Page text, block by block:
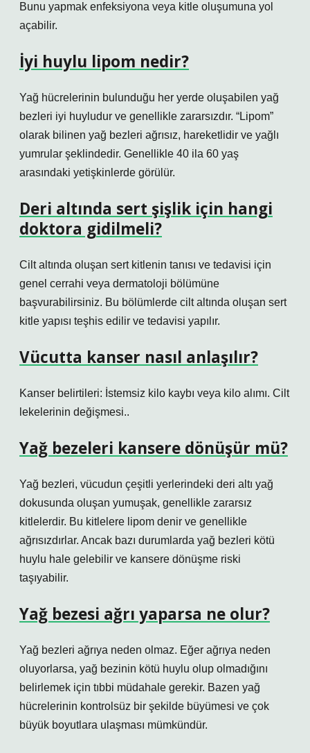
Bunu yapmak enfeksiyona veya kitle oluşumuna yol
açabilir.
İyi huylu lipom nedir?
Yağ hücrelerinin bulunduğu her yerde oluşabilen yağ
bezleri iyi huyludur ve genellikle zararsızdır. “Lipom”
olarak bilinen yağ bezleri ağrısız, hareketlidir ve yağlı
yumrular şeklindedir. Genellikle 40 ila 60 yaş
arasındaki yetişkinlerde görülür.
Deri altında sert şişlik için hangi
doktora gidilmeli?
Cilt altında oluşan sert kitlenin tanısı ve tedavisi için
genel cerrahi veya dermatoloji bölümüne
başvurabilirsiniz. Bu bölümlerde cilt altında oluşan sert
kitle yapısı teşhis edilir ve tedavisi yapılır.
Vücutta kanser nasıl anlaşılır?
Kanser belirtileri: İstemsiz kilo kaybı veya kilo alımı. Cilt
lekelerinin değişmesi..
Yağ bezeleri kansere dönüşür mü?
Yağ bezleri, vücudun çeşitli yerlerindeki deri altı yağ
dokusunda oluşan yumuşak, genellikle zararsız
kitlelerdir. Bu kitlelere lipom denir ve genellikle
ağrısızdırlar. Ancak bazı durumlarda yağ bezleri kötü
huylu hale gelebilir ve kansere dönüşme riski
taşıyabilir.
Yağ bezesi ağrı yaparsa ne olur?
Yağ bezleri ağrıya neden olmaz. Eğer ağrıya neden
oluyorlarsa, yağ bezinin kötü huylu olup olmadığını
belirlemek için tıbbi müdahale gerekir. Bazen yağ
hücrelerinin kontrolsüz bir şekilde büyümesi ve çok
büyük boyutlara ulaşması mümkündür.